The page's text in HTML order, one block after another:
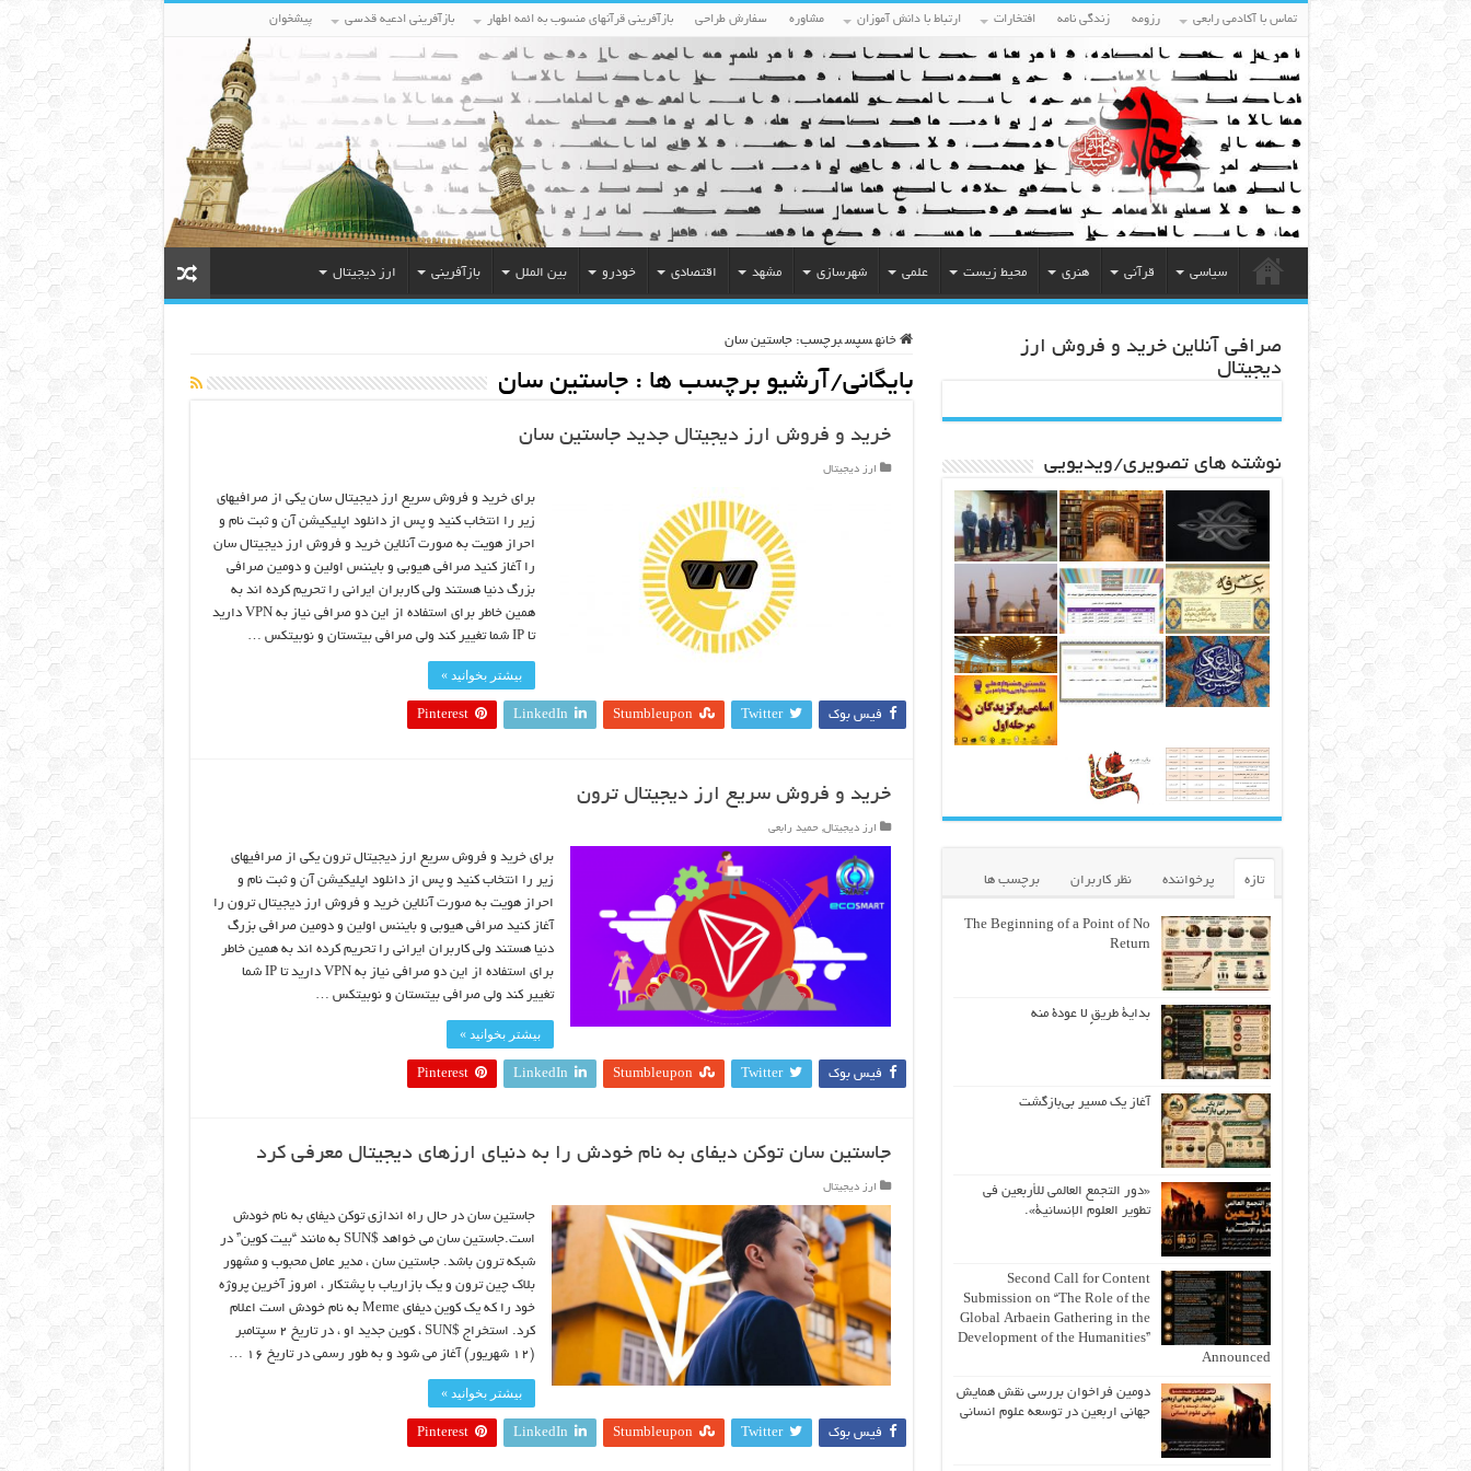
تماس با آکادمی رابعی رزومه زندگی نامه افتخارات ارتباط با دانش آموزان مشاوره سفارش طراحی بازآفرینی قرآنهای منسوب به ائمه اطهار بازآفرینی ادعیه قدسی پیشخوان
سیاسی قرآنی هنری محیط زیست علمی شهرسازی مشهد اقتصادی خودرو بین الملل بازآفرینی ارز دیجیتال
خانه سپس برچسب:جاستین سان
بایگانی/آرشیو برچسب ها :جاستین سان
خرید و فروش ارز دیجیتال جدید جاستین سان
ارز دیجیتال
برای خرید و فروش سریع ارز دیجیتال سان یکی از صرافیهای
زیر را انتخاب کنید و پس از دانلود اپلیکیشن آن و ثبت نام و
احراز هویت به صورت آنلاین خرید و فروش ارز دیجیتال سان
را آغاز کنید صرافی هیوبی و بایننس اولین و دومین صرافی
بزرگ دنیا هستند ولی کاربران ایرانی را تحریم کرده اند به
همین خاطر برای استفاده از این دو صرافی نیاز به VPN دارید
تا IP شما تغییر کند ولی صرافی بیتستان و نوبیتکس …
بیشتر بخوانید »
فیس بوک Twitter
Stumbleupon
LinkedIn
Pinterest
خرید و فروش سریع ارز دیجیتال ترون
ارز دیجیتال,حمید رابعی
برای خرید و فروش سریع ارز دیجیتال ترون یکی از صرافیهای
زیر را انتخاب کنید و پس از دانلود اپلیکیشن آن و ثبت نام و
احراز هویت به صورت آنلاین خرید و فروش ارز دیجیتال ترون را
آغاز کنید صرافی هیوبی و بایننس اولین و دومین صرافی بزرگ
دنیا هستند ولی کاربران ایرانی را تحریم کرده اند به همین خاطر
برای استفاده از این دو صرافی نیاز به VPN دارید تا IP شما
تغییر کند ولی صرافی بیتستان و نوبیتکس …
بیشتر بخوانید »
فیس بوک Twitter
Stumbleupon
LinkedIn
Pinterest
جاستین سان توکن دیفای به نام خودش را به دنیای ارزهای دیجیتال معرفی کرد
ارز دیجیتال
جاستین سان در حال راه اندازی توکن دیفای به نام خودش
است.جاستین سان می خواهد $SUN به مانند “بیت کوین” در
شبکه ترون باشد. جاستین سان ، مدیر عامل محبوب و مشهور
بلاک چین ترون و یک بازاریاب با پشتکار ، امروز آخرین پروژه
خود را که یک کوین دیفای Meme به نام خودش است اعلام
کرد. استخراج $SUN ، کوین جدید او ، در تاریخ ۲ سپتامبر
(۱۲ شهریور) آغاز می شود و به طور رسمی در تاریخ ۱۶ …
بیشتر بخوانید »
فیس بوک Twitter
Stumbleupon
LinkedIn
Pinterest
صرافی آنلاین خرید و فروش ارز
دیجیتال
نوشته های تصویری/ویدیویی
تازه پرخواننده نظر کاربران برچسب ها
The Beginning of a Point of No
Return
بداية طريقٍ لا عودة منه
آغاز یک مسیر بی‌بازگشت
«دور التجمع العالمي للأربعين في
تطوير العلوم الإنسانية».
Second Call for Content
Submission on “The Role of the
Global Arbaein Gathering in the
Development of the Humanities”
Announced
دومین فراخوان بررسی نقش همایش
جهانی اربعین در توسعه علوم انسانی